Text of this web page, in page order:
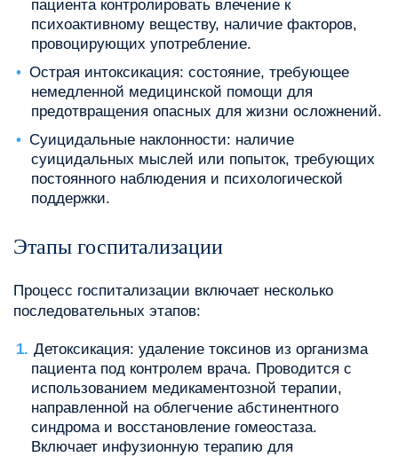
пациента контролировать влечение к
психоактивному веществу, наличие факторов,
провоцирующих употребление.
Острая интоксикация: состояние, требующее
немедленной медицинской помощи для
предотвращения опасных для жизни осложнений.
Суицидальные наклонности: наличие
суицидальных мыслей или попыток, требующих
постоянного наблюдения и психологической
поддержки.
Этапы госпитализации
Процесс госпитализации включает несколько
последовательных этапов:
Детоксикация: удаление токсинов из организма
пациента под контролем врача. Проводится с
использованием медикаментозной терапии,
направленной на облегчение абстинентного
синдрома и восстановление гомеостаза.
Включает инфузионную терапию для